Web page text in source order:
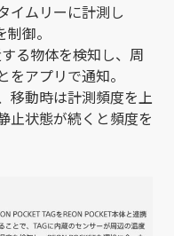
イムリーに計測し
御。
る物体を検知し、周
アプリで通知。
移動時は計測頻度を上
止状態が続くと頻度を